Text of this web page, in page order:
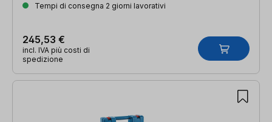
Tempi di consegna 2 giorni lavorativi
245,53 €
incl. IVA più costi di
spedizione